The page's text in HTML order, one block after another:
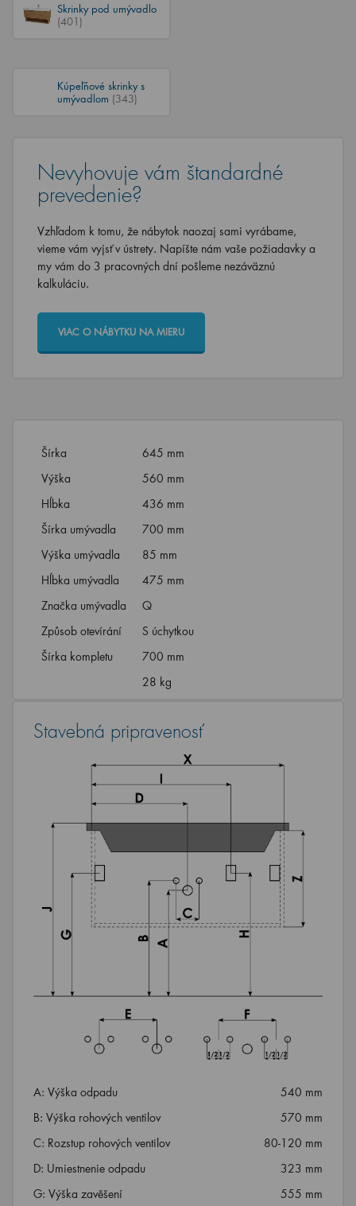
Skrinky pod umývadlo
(401)
Kúpeľňové skrinky s
umývadlom (343)
Nevyhovuje vám štandardné
prevedenie?
Vzhľadom k tomu, že nábytok naozaj sami vyrábame,
vieme vám vyjsť v ústrety. Napíšte nám vaše požiadavky a
my vám do 3 pracovných dní pošleme nezáväznú
kalkuláciu.
VIAC O NÁBYTKU NA MIERU
Šírka
645 mm
Výška
560 mm
Hĺbka
436 mm
Šírka umývadla
700 mm
Výška umývadla
85 mm
Hĺbka umývadla
475 mm
Značka umývadla
Q
Způsob otevírání
S úchytkou
Šírka kompletu
700 mm
28 kg
Stavebná pripravenosť
A: Výška odpadu
540 mm
B: Výška rohových ventilov
570 mm
C: Rozstup rohových ventilov
80-120 mm
D: Umiestnenie odpadu
323 mm
G: Výška zavěšení
555 mm